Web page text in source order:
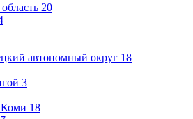
20
автономный округ 18
3
Коми 18